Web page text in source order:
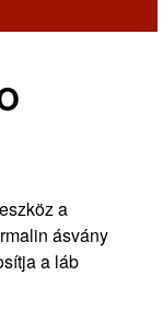
a
ásvány
a láb